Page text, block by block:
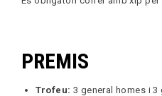
PREMIS
Trofeu: 3 general homes i 3